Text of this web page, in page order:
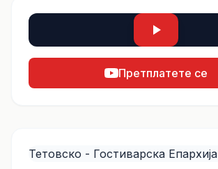
Претплатете се
Тетовско - Гостиварска Епархија